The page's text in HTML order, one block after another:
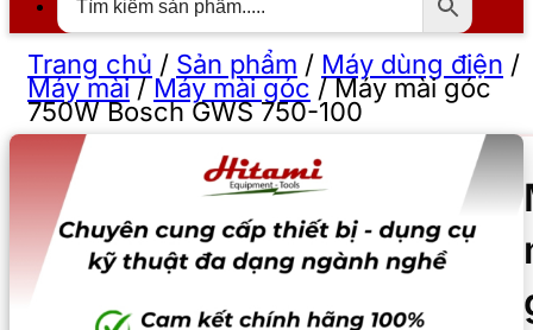
Trang chủ / Sản phẩm / Máy dùng điện /
Máy mài/Máy mài góc /Máy mài góc
750W Bosch GWS 750-100